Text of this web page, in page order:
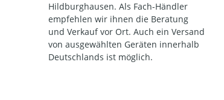
Hildburghausen. Als Fach-Händler
empfehlen wir ihnen die Beratung
und Verkauf vor Ort. Auch ein Versand
von ausgewählten Geräten innerhalb
Deutschlands ist möglich.